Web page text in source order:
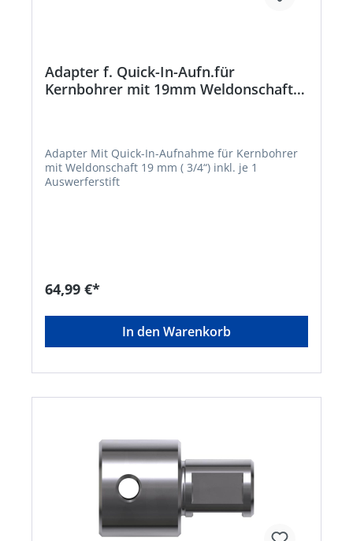
Adapter f. Quick-In-Aufn.für
Kernbohrer mit 19mm Weldonschaft
Adapter Mit Quick-In-Aufnahme für Kernbohrer
mit Weldonschaft 19 mm ( 3/4“) inkl. je 1
Auswerferstift
64,99 €*
In den Warenkorb